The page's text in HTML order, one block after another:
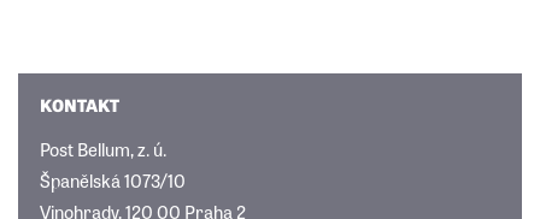
KONTAKT
Post Bellum, z. ú.
Španělská 1073/10
Vinohrady, 120 00 Praha 2